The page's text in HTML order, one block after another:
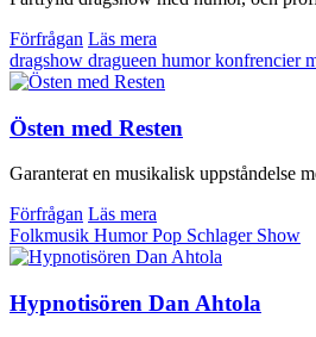
Förfrågan Läs mera
dragshow dragueen humorkonfrencier
Östen med Resten
Garanterat en musikalisk uppståndelse
Förfrågan Läs mera
Folkmusik HumorPop Schlager Show
Hypnotisören Dan Ahtola